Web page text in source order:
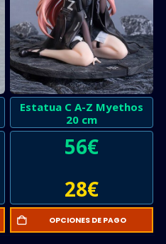
Estatua C A-Z Myethos
20 cm
56€
28€
OPCIONES DE PAGO